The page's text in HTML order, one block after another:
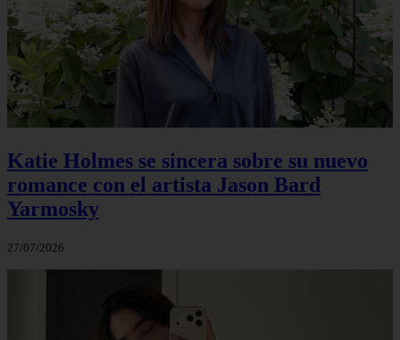
Katie Holmes se sincera sobre su nuevo
romance con el artista Jason Bard
Yarmosky
27/07/2026